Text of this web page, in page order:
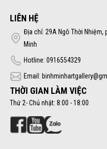
LIÊN HỆ
Địa chỉ: 29A Ngô Thời Nhiệm,
Minh
Hotline: 0916554329
Email:
THỜI GIAN LÀM VIỆC
Thứ 2- Chủ nhật: 8:00 - 18:00